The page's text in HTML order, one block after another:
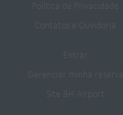
Política de Privacidade
Contatos e Ouvidoria
Entrar
Gerenciar minha reserva
Site BH Airport